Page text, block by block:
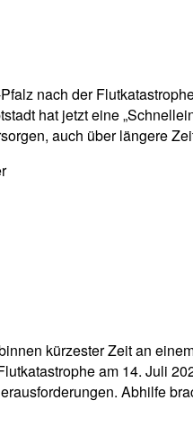
nach der
hat jetzt eine
auch über längere
kürzester Zeit an
am 14. Juli
Abhilfe